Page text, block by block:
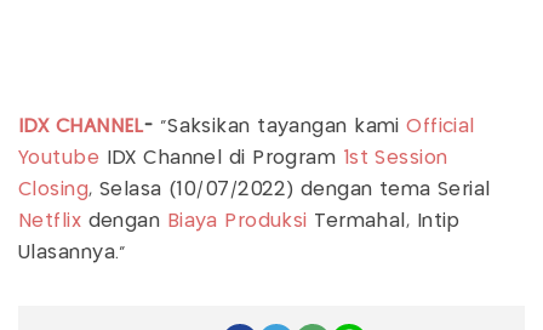
IDX CHANNEL- "Saksikan tayangan kamiOfficial
Youtube IDX Channel di Program
1st Session
Closing, Selasa (10/07/2022) dengan tema Serial
Netflix dengan Biaya Produksi Termahal, Intip
Ulasannya."